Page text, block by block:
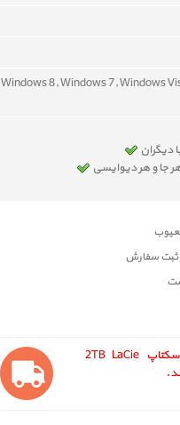
Windows 8, Windows 7, Windows
دیگران
جا و هر دیوایسی
ثبت سفارش
LaCie CloudBox 2TB ‎ ، هارددیسک دسکتاپ 2TB LaCie